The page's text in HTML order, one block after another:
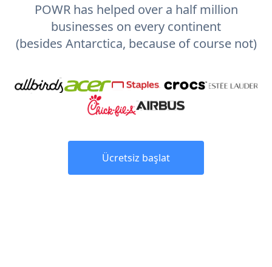
POWR has helped over a half million
businesses on every continent
(besides Antarctica, because of course not)
Ücretsiz başlat